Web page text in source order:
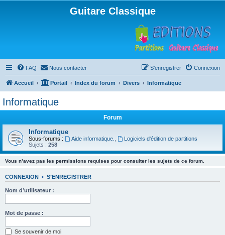
Guitare Classique
FAQ Nous contacter Connexion
S’enregistrer
Accueil Portail Index du forum Divers Informatique
Informatique
Forum
Informatique
Sous-forums : Aide informatique.
Logiciels d'édition de partitions
Sujets : 258
Vous n’avez pas les permissions requises pour consulter les sujets de ce forum.
CONNEXION • S’ENREGISTRER
Nom d’utilisateur :
Mot de passe :
Se souvenir de moi